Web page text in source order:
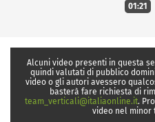
01:21
Alcuni video presenti in questa
quindi valutati di pubblico
video o gli autori avessero
basterà fare richiesta di
team_verticali@italiaonline.it.
video nel minor